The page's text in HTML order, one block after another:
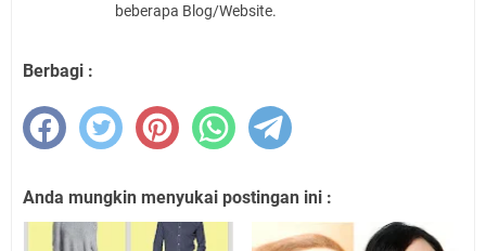
beberapa Blog/Website.
Berbagi :
Anda mungkin menyukai postingan ini :